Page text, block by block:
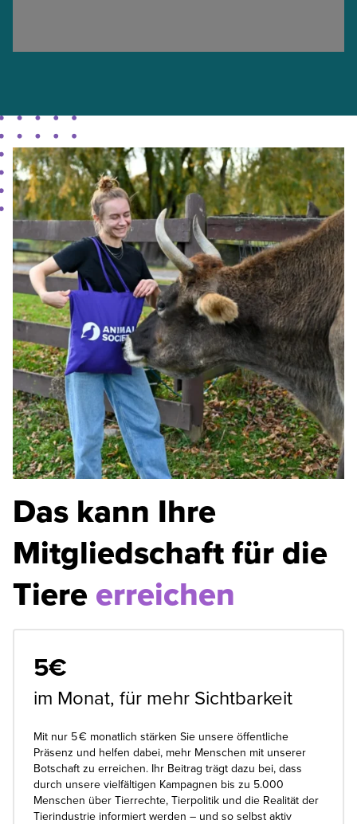
Das kann Ihre
Mitgliedschaft für die
Tiere erreichen
5€
im Monat, für mehr Sichtbarkeit
Mit nur 5 € monatlich stärken Sie unsere öffentliche
Präsenz und helfen dabei, mehr Menschen mit unserer
Botschaft zu erreichen. Ihr Beitrag trägt dazu bei, dass
durch unsere vielfältigen Kampagnen bis zu 5.000
Menschen über Tierrechte, Tierpolitik und die Realität der
Tierindustrie informiert werden – und so selbst aktiv